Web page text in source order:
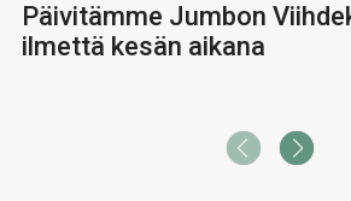
Päivitämme Jumbon
ilmettä kesän aikana